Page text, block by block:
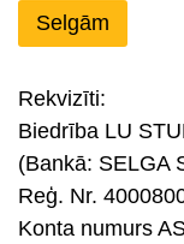
Selgām
Rekvizīti:
Biedrība LU
(Bankā: SELGA
Reģ. Nr.
Konta numurs